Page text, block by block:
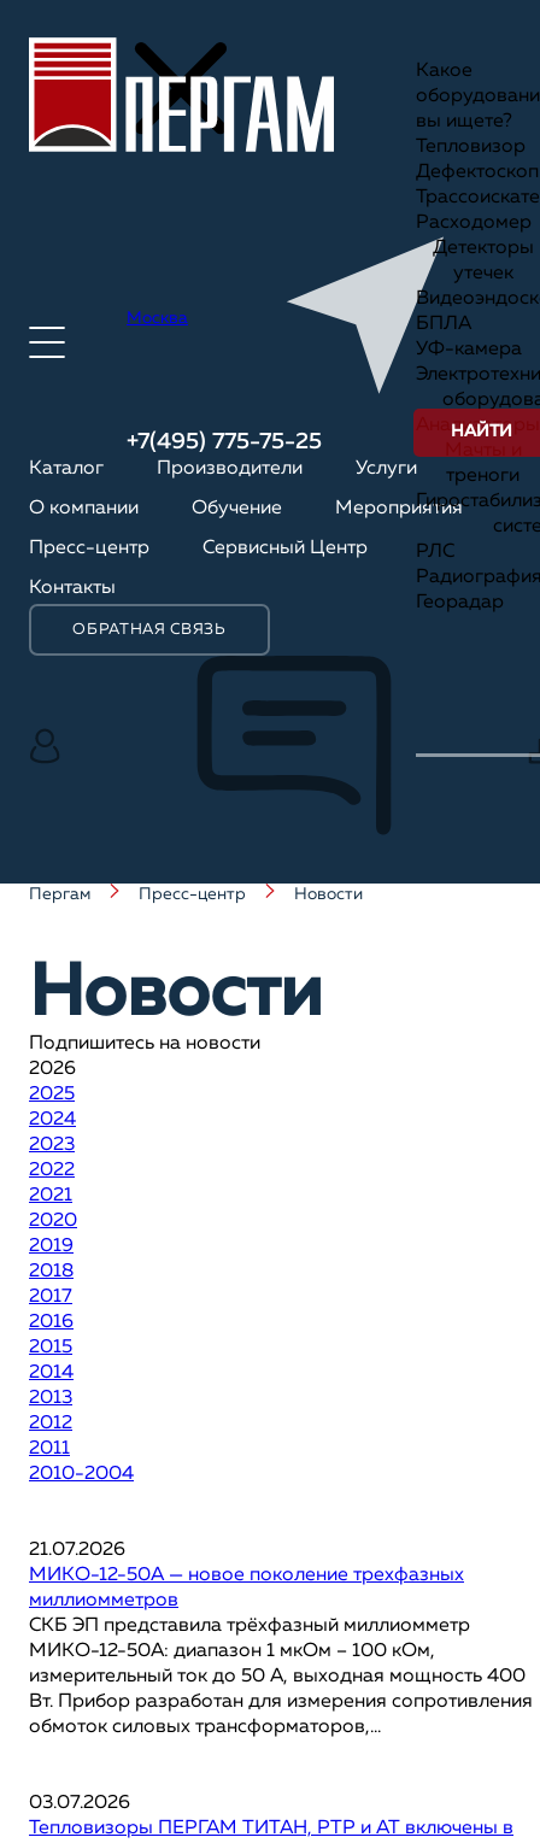
Москва
+7(495) 775-75-25
Каталог Производители Услуги
О компании Обучение Мероприятия
Пресс-центр Сервисный Центр
Контакты
ОБРАТНАЯ СВЯЗЬ
Какое
вы ищете?
Тепловизор
Дефектоскоп
Расходомер
Детекторы
утечек
БПЛА
УФ-камера
Анализаторы
треноги
РЛС
Георадар
НАЙТИ
Пергам Пресс-центр Новости
Новости
Подпишитесь на новости
2026
2025
2024
2023
2022
2021
2020
2019
2018
2017
2016
2015
2014
2013
2012
2011
2010-2004
21.07.2026
МИКО-12-50А — новое поколение трехфазных
миллиомметров
СКБ ЭП представила трёхфазный миллиомметр
МИКО-12-50А: диапазон 1 мкОм – 100 кОм,
измерительный ток до 50 А, выходная мощность 400
Вт. Прибор разработан для измерения сопротивления
обмоток силовых трансформаторов,...
03.07.2026
Тепловизоры ПЕРГАМ ТИТАН, РТР и АТ включены в